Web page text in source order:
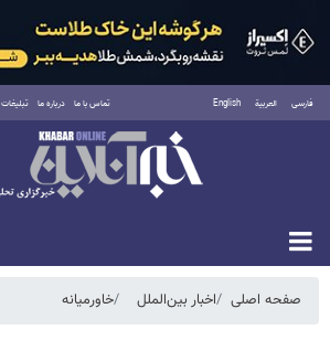
فارسی العربية English تماس با ما درباره ما تبلیغات
شنبه ۱۷ مرداد ۱۴۰۵
صفحه اصلی اخبار بین‌الملل خاورمیانه